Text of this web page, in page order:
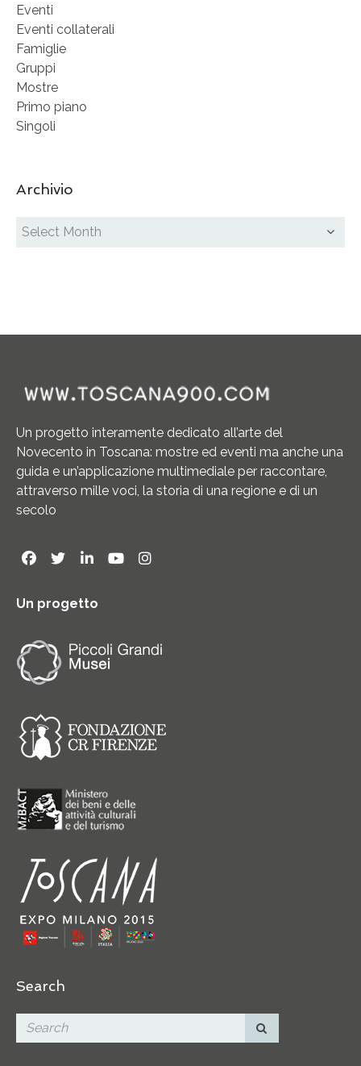
Eventi
Eventi collaterali
Famiglie
Gruppi
Mostre
Primo piano
Singoli
Archivio
Un progetto interamente dedicato all’arte del
Novecento in Toscana: mostre ed eventi ma anche una
guida e un’applicazione multimediale per raccontare,
attraverso mille voci, la storia di una regione e di un
secolo
Un progetto
Search